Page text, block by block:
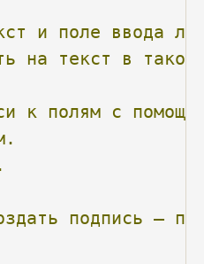
и поле ввода
на текст в такой
к полям с
подпись —